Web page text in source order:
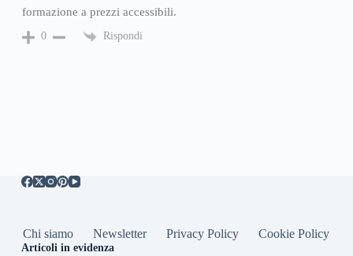
formazione a prezzi accessibili.
0 Rispondi
Chi siamo Newsletter Privacy Policy Cookie Policy
Articoli in evidenza